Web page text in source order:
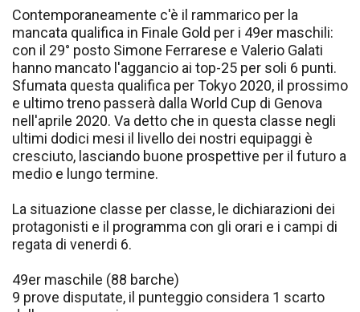
Contemporaneamente c'è il rammarico per la
mancata qualifica in Finale Gold per i 49er maschili:
con il 29° posto Simone Ferrarese e Valerio Galati
hanno mancato l'aggancio ai top-25 per soli 6 punti.
Sfumata questa qualifica per Tokyo 2020, il prossimo
e ultimo treno passerà dalla World Cup di Genova
nell'aprile 2020. Va detto che in questa classe negli
ultimi dodici mesi il livello dei nostri equipaggi è
cresciuto, lasciando buone prospettive per il futuro a
medio e lungo termine.
La situazione classe per classe, le dichiarazioni dei
protagonisti e il programma con gli orari e i campi di
regata di venerdi 6.
49er maschile (88 barche)
9 prove disputate, il punteggio considera 1 scarto